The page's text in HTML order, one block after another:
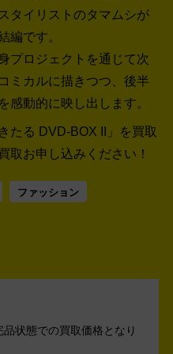
タイリストのタマムシが
編です。
プロジェクトを通じて次
ミカルに描きつつ、後半
感動的に映し出します。
たる DVD-BOX II」を買取
取お申し込みください！
ファッション
状態での買取価格となり